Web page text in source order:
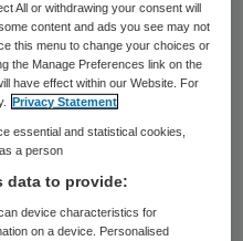
onder het vorige
goedgekeurd
De PvdA heeft zich
het voorstel
is geen
All or withdrawing your consent will
content and ads you see may not
this menu to change your choices or
the Manage Preferences link on the
have effect within our Website. For
Privacy Statement
essential and statistical cookies,
a person
data to provide:
device characteristics for
on a device. Personalised